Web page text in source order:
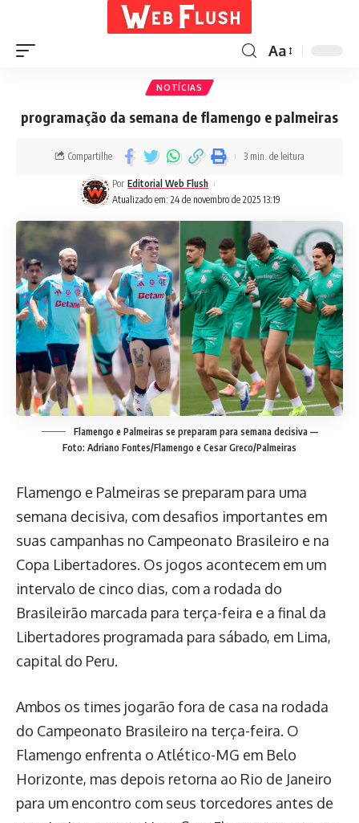
Aa
NOTÍCIAS
programação da semana de flamengo e palmeiras
Atualizado em: 24 de novembro de 2025 13:19
Por Editorial Web Flush
Compartilhe 3 min. de leitura
Flamengo e Palmeiras se preparam para semana decisiva —
Foto: Adriano Fontes/Flamengo e Cesar Greco/Palmeiras
Flamengo e Palmeiras se preparam para uma
semana decisiva, com desafios importantes em
suas campanhas no Campeonato Brasileiro e na
Copa Libertadores. Os jogos acontecem em um
intervalo de cinco dias, com a rodada do
Brasileirão marcada para terça-feira e a final da
Libertadores programada para sábado, em Lima,
capital do Peru.
Ambos os times jogarão fora de casa na rodada
do Campeonato Brasileiro na terça-feira. O
Flamengo enfrenta o Atlético-MG em Belo
Horizonte, mas depois retorna ao Rio de Janeiro
para um encontro com seus torcedores antes de